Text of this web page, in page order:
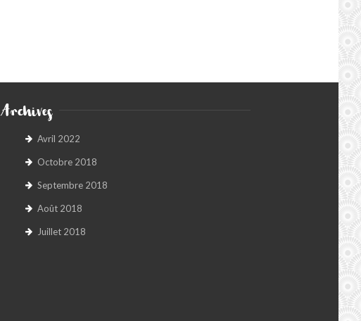
Archives
Avril 2022
Octobre 2018
Septembre 2018
Août 2018
Juillet 2018